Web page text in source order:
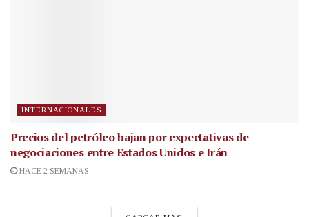
INTERNACIONALES
Precios del petróleo bajan por expectativas de
negociaciones entre Estados Unidos e Irán
HACE 2 SEMANAS